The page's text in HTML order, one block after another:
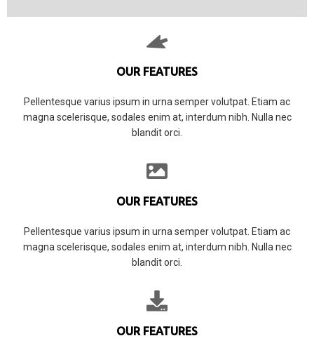
OUR FEATURES
Pellentesque varius ipsum in urna semper volutpat. Etiam ac
magna scelerisque, sodales enim at, interdum nibh. Nulla nec
blandit orci.
OUR FEATURES
Pellentesque varius ipsum in urna semper volutpat. Etiam ac
magna scelerisque, sodales enim at, interdum nibh. Nulla nec
blandit orci.
OUR FEATURES